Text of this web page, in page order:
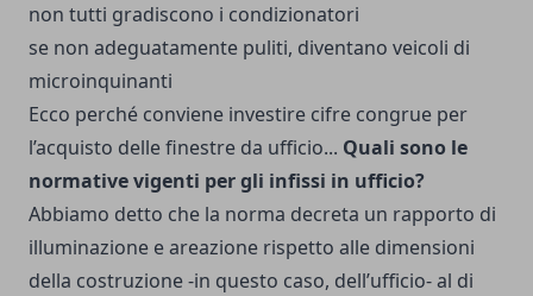
non tutti gradiscono i condizionatori
se non adeguatamente puliti, diventano veicoli di
microinquinanti
Ecco perché conviene investire cifre congrue per
l’acquisto delle finestre da ufficio... Quali sono le
normative vigenti per gli infissi in ufficio?
Abbiamo detto che la norma decreta un rapporto di
illuminazione e areazione rispetto alle dimensioni
della costruzione -in questo caso, dell’ufficio- al di